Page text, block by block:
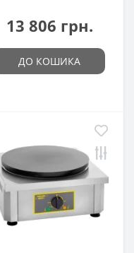
13 806 грн.
ДО КОШИКА